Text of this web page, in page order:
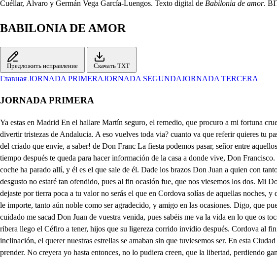
Cuéllar, Álvaro y Germán Vega García-Luengos. Texto digital de Babilonia de amor.
BABILONIA DE AMOR
Предложить исправление Скачать TXT
Главная JORNADA PRIMERAJORNADA SEGUNDAJORNADA TERCERA
JORNADA PRIMERA
Ya estas en Madrid En el hallare Martín seguro, el remedio, que procuro a mi fortuna cruel: En todo tiempo madrasta fue la patria al natural, siempre al propio trata mal siempre al que es hijo contrasta. Aquí pienso divertir tristezas de Andalucia. A eso vuelves toda via? cuanto va que referir quieres tu pasada historia, y recontarme muy tierno todo aquel glorioso Infierno, y aquella penosa gloria? Aquí he de esperar respuesta del criado que envíe, a saber! de Don Franc La fiesta podemos pasar, señor entre aquellos verdes ramos, aunque sin comer estamos, y tengo yo por mejor, que nos vamos aún mesón, y dejemos la alameda, pues tiempo después te queda para hacer información de la casa a donde vive, Don Francisco. Necio estás, vuelve a aquel lado, y verás un coche. No lo recibe bien mi estomago. Y en él Don francisco. Ahora sí, el coche ha parado allí, y él es el que sale de él. Dade los brazos Don Juan a quien con tanto deseo sale a recibiros. Creo, que correspendiendo os van, amigo los que he traído y de esta jornada el gusto, ya del pasado desgusto no estaré tan ofendido, pues al fin ocasión fue, que nos viesemos los dos. Mi Don Francisco por Dios que donde pones el pie tengo de poner la boca. Martinillo alza del suelo. Ya después que nuestro suelo dejaste por tierra poca a tu valor no serás el que en Cordova solías de aquellas noches, y días, ya señor te olvidaras, bien se te luce la Corte. No creas que esté olvidada en mí la amistad pasada, que no hay cosa que le importe, tanto aún noble como ser agradecido, y amigo en las ocasiones. Digo, que puedes ejemplo ser de amistad, y de valor no como algunos amigos, que lo son hoy, y enemigos, cuando les está mejor. Del cuidado me sacad Don Juan de vuestra venida, pues sabéis me va la vida en lo que os toca. Escuchad la más famosa Ciudad que en su orilla el Betis ve donde Gigante de plata la frente inclina a su pie, en cuya fértil ribera llego el Céfiro a tener, hijos que su ligereza corrido invidio después. Cordova al fin patria nuestra, donde en la tierna niñes pienso que nuestra amistad, tuvo principio al nacer; mas si los astros disponen la inclinación, el querer nuestras estrellas se amaban sin que tuviesemos ser. En esta Ciudad amigo, el alma; que libre fue hasta entonces de unos ojos tiranos de cuanto ven sentí prender, si es posible que tanta gloria es prender. No creyera yo hasta entonces, no lo pudiera creen, que la libertad, perdiendo ganase tanto en perder, No me atrevo a retratarlos, la lengua es tosco pincel mirarme puedes el alma que en ella los podrás ver pero retira la vista que te vendrás a perder que solo de sus prisiones se libra quien no los ve dos veces el sol del Aries llego hasta el dorado pes y el campo vio primavera lo que cano invierno fue, en tanto que este milagro ciego, idolatra adore, siendo siempre a mis finezas, correspondencia el desdén. Que de veces el Aurora con su rojo rosicler en sus balcones ingratos me miro al amanecer. Parece que de piadosa mas tarde salió tal vez y desperdiciando perlas, sintió mi pena cortes. Salio una mañana al campo, mi adorada doña Inés, que este es su nombre, en un día del más apazble mes, si fue Flora de las selvas, si Venus del campo fue, el amor lo juzgue solo, si ciego la pudo ver. Entre lo espeso de un bosque que con verdes ojas es desprecio del Dios, que amante, fue desprecio del laurel, con más belleza que Dafne, con más, que Dafne, desdén Inés bella, en cuyos ojos, esferas de luz se ven, pudo a no estar escondida al rayo brillante ser si laurel, más fugitivo, más amado, si la ve. Escondido entre unos ramos abrazado pude ver jurisdicciones de nieve en imperios de clavel. Que bien soleniza el campo tanta belleza, y que bien, entre despeñada rola el arroyo bachiller otro amante más dichoso, que la acompaña mire tan contenta ella en amarle como en sus favores él. Viendo mis celos verdades sentimientos anime, y alentado en mis pasiones suspensiones desate quién vio más cordura en celos? Adonde estaban llegué, y acortando los discursos la espada ciego saque. Las voces de mi enemiga rémoras quisieron ser de mis justos desatinos, aunque todo